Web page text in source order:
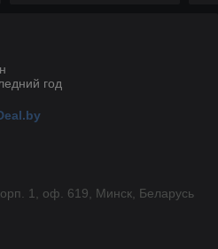
год
1, оф. 619, Минск, Беларусь